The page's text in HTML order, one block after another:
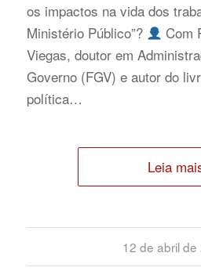
os impactos na vida dos
Ministério Público”?
Com
Viegas, doutor em
Governo (FGV) e autor do
política…
Leia
12 de abril de